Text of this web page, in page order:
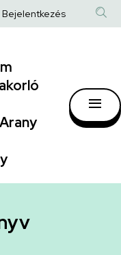
Anonim
Bejelentkezés